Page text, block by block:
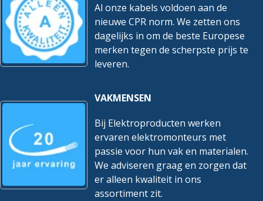
Al onze kabels voldoen aan de
nieuwe CPR norm. We zetten ons
dagelijks in om de beste Europese
merken tegen de scherpste prijs te
leveren.
VAKMENSEN
Bij Elektroproducten werken
ervaren elektromonteurs met
passie voor hun vak en materialen.
We adviseren graag en zorgen dat
er alleen kwaliteit in ons
assortiment zit.